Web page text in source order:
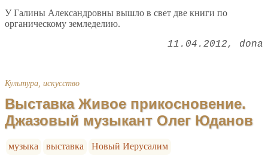
У Галины Александровны вышло в свет две книги по
органическому земледелию.
11.04.2012 dona
Культура, искусство
Выставка Живое прикосновение.
Джазовый музыкант Олег Юданов
музыка выставка Новый Иерусалим